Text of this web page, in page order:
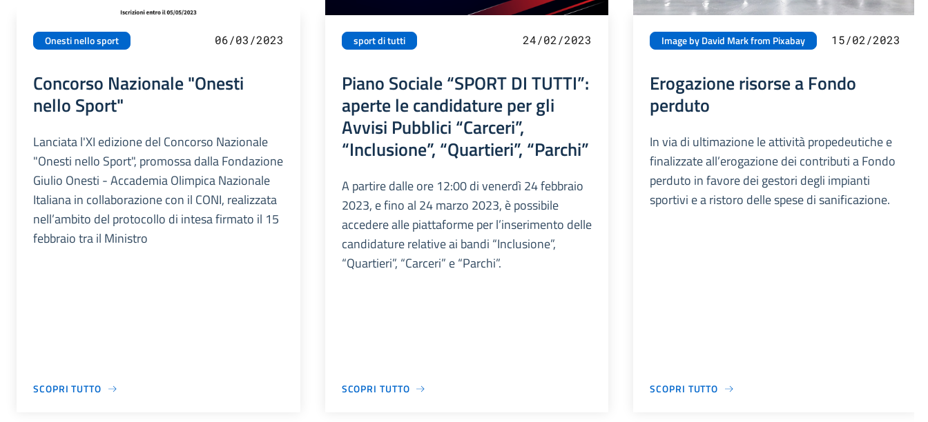
Onesti nello sport 06/03/2023
Concorso Nazionale "Onesti
nello Sport"
Lanciata l'XI edizione del Concorso Nazionale
"Onesti nello Sport", promossa dalla Fondazione
Giulio Onesti - Accademia Olimpica Nazionale
Italiana in collaborazione con il CONI, realizzata
nell’ambito del protocollo di intesa firmato il 15
febbraio tra il Ministro
SCOPRI TUTTO
sport di tutti 24/02/2023
Piano Sociale “SPORT DI TUTTI”:
aperte le candidature per gli
Avvisi Pubblici “Carceri”,
“Inclusione”, “Quartieri”, “Parchi”
A partire dalle ore 12:00 di venerdì 24 febbraio
2023, e fino al 24 marzo 2023, è possibile
accedere alle piattaforme per l’inserimento delle
candidature relative ai bandi “Inclusione”,
“Quartieri”, “Carceri” e “Parchi”.
SCOPRI TUTTO
Image by David Mark from Pixabay 15/02/2023
Erogazione risorse a Fondo
perduto
In via di ultimazione le attività propedeutiche e
finalizzate all’erogazione dei contributi a Fondo
perduto in favore dei gestori degli impianti
sportivi e a ristoro delle spese di sanificazione.
SCOPRI TUTTO